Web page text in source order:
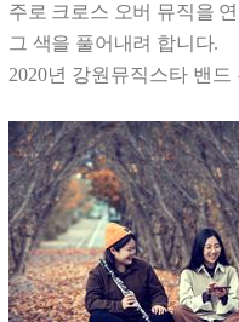
주로 크로스 오버 뮤직을
그 색을 풀어내려 합니다.
2020년 강원뮤직스타 밴드